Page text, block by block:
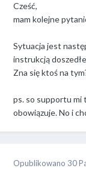
Cześć,
mam kolejne
Sytuacja jest
instrukcją
Zna się ktoś na
ps. so supportu mi
obowiązuje. No i
Opublikowano 30